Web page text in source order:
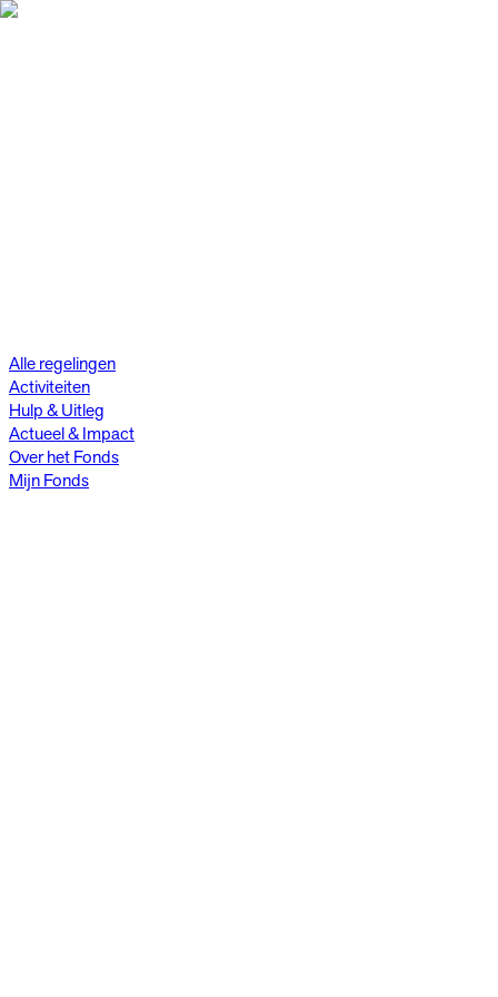
Alle regelingen
Activiteiten
Hulp & Uitleg
Actueel & Impact
Over het Fonds
Mijn Fonds